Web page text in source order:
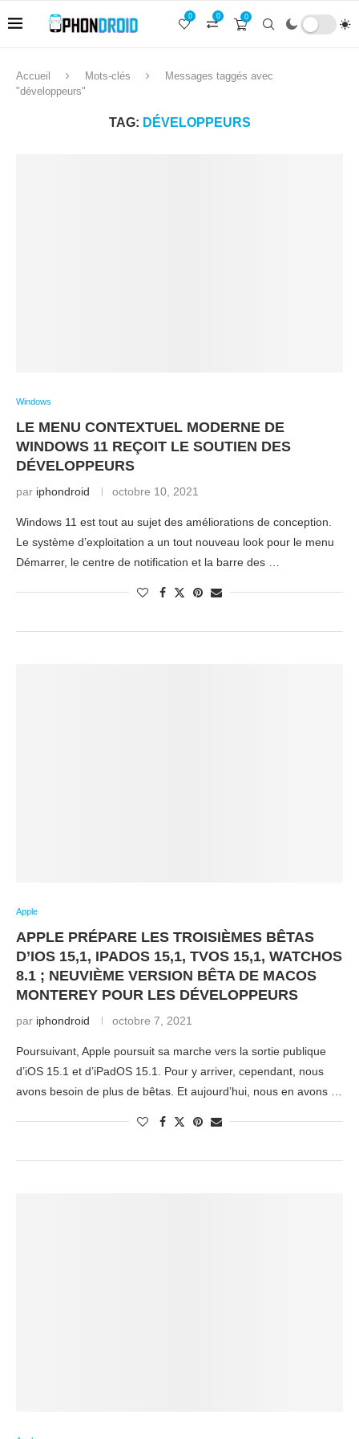
0
0
0
Accueil Mots-clés
Messages taggés avec
"développeurs"
TAG: DÉVELOPPEURS
Windows
LE MENU CONTEXTUEL MODERNE DE
WINDOWS 11 REÇOIT LE SOUTIEN DES
DÉVELOPPEURS
par iphondroid octobre 10, 2021
Windows 11 est tout au sujet des améliorations de conception.
Le système d’exploitation a un tout nouveau look pour le menu
Démarrer, le centre de notification et la barre des …
Apple
APPLE PRÉPARE LES TROISIÈMES BÊTAS
D’IOS 15,1, IPADOS 15,1, TVOS 15,1, WATCHOS
8.1 ; NEUVIÈME VERSION BÊTA DE MACOS
MONTEREY POUR LES DÉVELOPPEURS
par iphondroid octobre 7, 2021
Poursuivant, Apple poursuit sa marche vers la sortie publique
d’iOS 15.1 et d’iPadOS 15.1. Pour y arriver, cependant, nous
avons besoin de plus de bêtas. Et aujourd’hui, nous en avons …